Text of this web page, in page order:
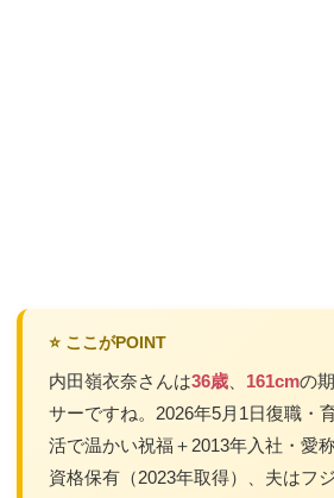
⭐ ここがPOINT
内田嶺衣奈さんは36歳 161cmの
サーですね。2026年5月1日復職・
活で温かい祝福＋2013年入社・愛
資格保有（2023年取得）、夫はフ